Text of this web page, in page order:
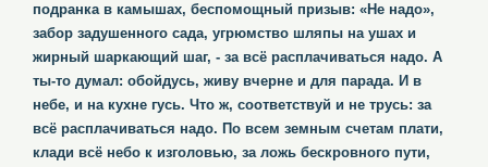
подранка в камышах, беспомощный призыв: «Не надо»,
забор задушенного сада, угрюмство шляпы на ушах и
жирный шаркающий шаг, - за всё расплачиваться надо. А
ты-то думал: обойдусь, живу вчерне и для парада. И в
небе, и на кухне гусь. Что ж, соответствуй и не трусь: за
всё расплачиваться надо. По всем земным счетам плати,
клади всё небо к изголовью, за ложь бескровного пути,